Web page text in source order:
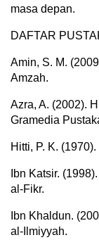
masa depan.
DAFTAR
Amin, S. M.
Amzah.
Azra, A. (2002).
Gramedia
Hitti, P. K.
Ibn Katsir.
al-Fikr.
Ibn Khaldun.
al-Ilmiyyah.